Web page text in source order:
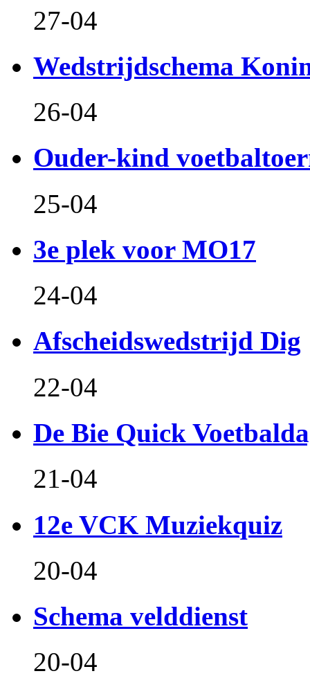
27-04
Wedstrijdschema
26-04
Ouder-kind
25-04
3e plek voor MO17
24-04
Afscheidswedstrijd Dig
22-04
De Bie Quick
21-04
12e VCK Muziekquiz
20-04
Schema velddienst
20-04